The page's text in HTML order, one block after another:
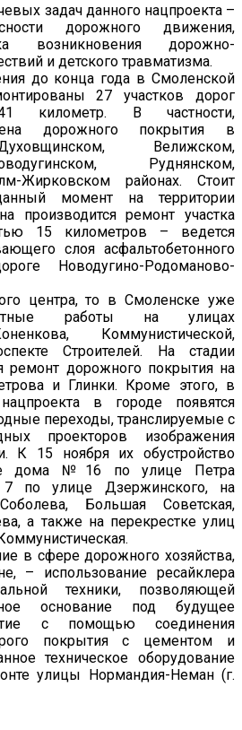
задач данного нацпроекта –
дорожного движения,
возникновения дорожно-
и детского травматизма.
до конца года в Смоленской
27 участков дорог
километр. В частности,
дорожного покрытия в
Велижском,
Руднянском,
Жирковском районах. Стоит
момент на территории
производится ремонт участка
15 километров – ведется
слоя асфальтобетонного
Новодугино-Родоманово-
центра, то в Смоленске уже
работы на улицах
Коммунистической,
Строителей. На стадии
ремонт дорожного покрытия на
и Глинки. Кроме этого, в
в городе появятся
переходы, транслируемые с
проекторов изображения
К 15 ноября их обустройство
дома №16 по улице Петра
по улице Дзержинского, на
Большая Советская,
а также на перекрестке улиц
в сфере дорожного хозяйства,
– использование ресайклера
техники, позволяющей
основание под будущее
с помощью соединения
покрытия с цементом и
техническое оборудование
улицы Нормандия-Неман (г.